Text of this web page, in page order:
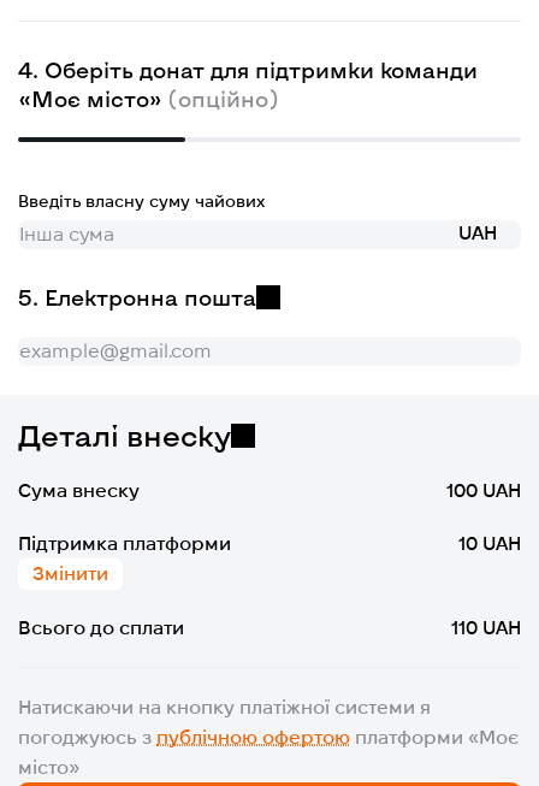
Оберіть донат для підтримки команди
«Моє місто» (опційно)
Введіть власну суму чайових
UAH
Електронна пошта
Деталі внеску
Сума внеску 100 UAH
Підтримка платформи
Змінити
10 UAH
Всього до сплати 110 UAH
Натискаючи на кнопку платіжної системи я
погоджуюсь з публічною офертою платформи «Моє
місто»